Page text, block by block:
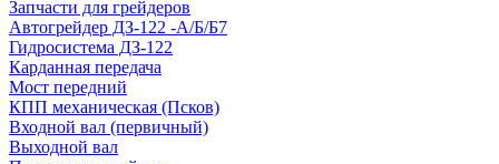
Запчасти для грейдеров
Автогрейдер ДЗ-122 -А/Б/Б7
Гидросистема ДЗ-122
Карданная передача
Мост передний
КПП механическая (Псков)
Входной вал (первичный)
Выходной вал